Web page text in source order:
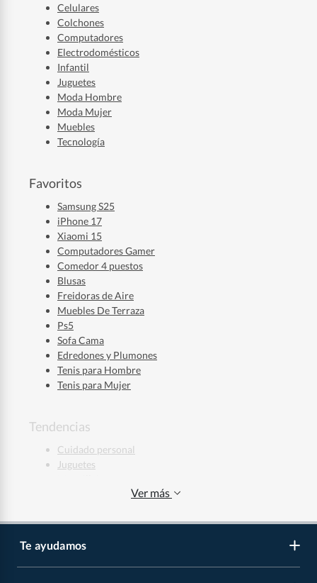
Celulares
Colchones
Computadores
Electrodomésticos
Infantil
Juguetes
Moda Hombre
Moda Mujer
Muebles
Tecnología
Favoritos
Samsung S25
iPhone 17
Xiaomi 15
Computadores Gamer
Comedor 4 puestos
Blusas
Freidoras de Aire
Muebles De Terraza
Ps5
Sofa Cama
Edredones y Plumones
Tenis para Hombre
Tenis para Mujer
Tendencias
Cuidado personal
Juguetes
Jeans Mujer
Regalos de Navidad
Regalos de Navidad para Niños
Regalos de Navidad para Mujeres
Ver más
Te ayudamos